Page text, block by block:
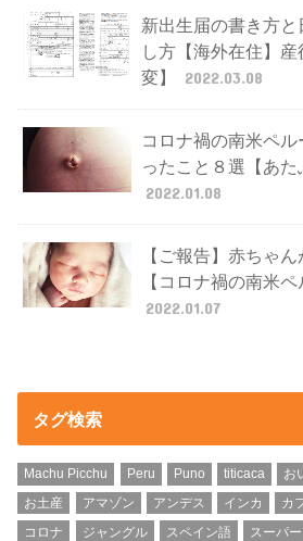
新出生届の書き方
し方【海外在住】
変】
2022.03.08
コロナ禍の南米ペ
ったこと８選【あた
2022.01.08
【ご報告】赤ちゃ
【コロナ禍の南米ペ
2022.01.07
タグ検索
Machu Picchu Peru Puno titicaca お
お土産
アマゾン アンデス インカ カ
コロナ
ジャングル スペイン語 スーパ